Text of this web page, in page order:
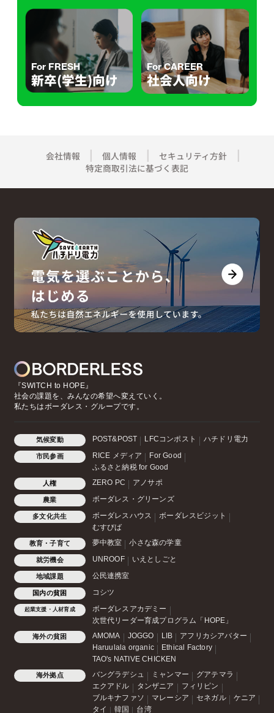
For FRESH
新卒(学生)向け
For CAREER
社会人向け
会社情報 個人情報
セキュリティ方針
特定商取引法に基づく表記
『SWITCH to HOPE』
社会の課題を、みんなの希望へ変えていく。
私たちはボーダレス・グループです。
気候変動 POST&POST LFCコンポスト ハチドリ電力
市民参画 RICE メディア
For Good
ふるさと納税 for Good
人権 ZERO PC アノサポ
農業 ボーダレス・グリーンズ
多文化共生 ボーダレスハウス
ボーダレスビジット
むすびば
教育・子育て 夢中教室 小さな森の学童
就労機会 UNROOF いえとしごと
地域課題 公民連携室
国内の貧困 コシツ
起業支援・人材育成
ボーダレスアカデミー
次世代リーダー育成プログラム「HOPE」
海外の貧困 AMOMA JOGGO LIB
アフリカシアバター
Haruulala organic
Ethical Factory
TAO's NATIVE CHICKEN
海外拠点 バングラデシュ ミャンマー
グアテマラ
エクアドル
タンザニア
フィリピン
ブルキナファソ
マレーシア セネガル
ケニア
タイ
韓国 台湾